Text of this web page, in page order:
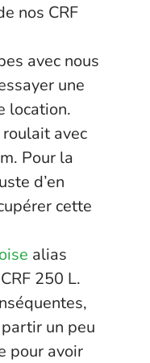
nos CRF
avec nous
une
location.
avec
Pour la
d’en
cette
alias
250 L.
un peu
pour avoir